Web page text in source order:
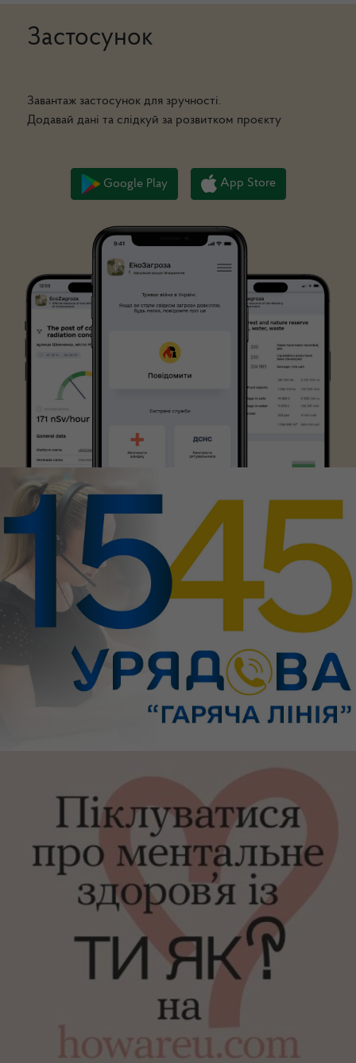
Застосунок
Завантаж застосунок для зручності.
Додавай дані та слідкуй за розвитком проєкту
Google Play App Store